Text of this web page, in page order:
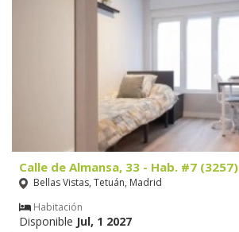
Calle de Almansa, 33 - Hab. #7 (3257)
Bellas Vistas, Tetuán, Madrid
Habitación
Disponible Jul, 1 2027